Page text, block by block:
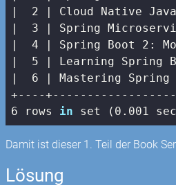
|  2 |
|
3 | Spring
|  4 |
Spring Boot 2 :
|
5
| Learning
|  6 |
Mastering Spring
+----
6 rows in set (0.001
Damit ist dieser 1. Teil der Book
Lösung